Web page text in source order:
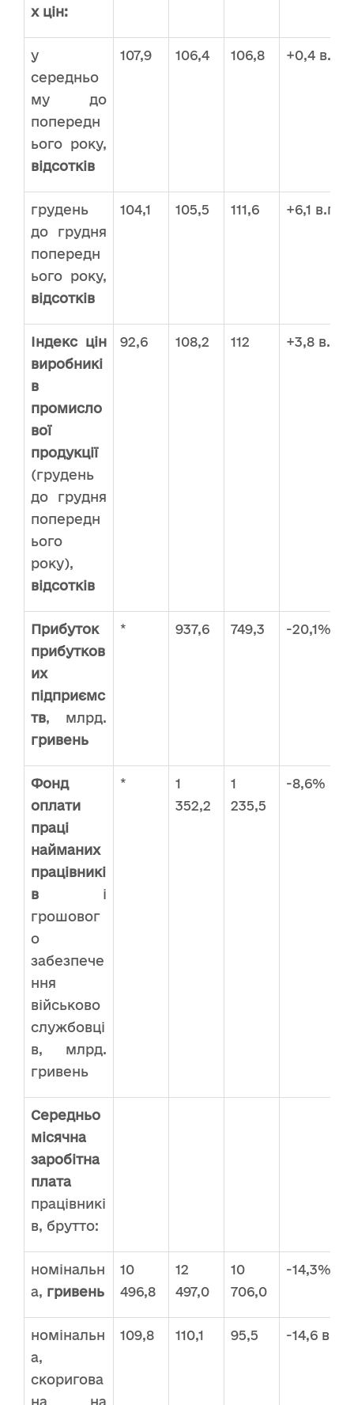
х цін:
у
середньо
му до
попередн
ього року,
відсотків
107,9 106,4 106,8 +0,4 в.п.
грудень
до грудня
попередн
ього року,
відсотків
104,1 105,5 111,6 +6,1 в.п.
Індекс цін
виробникі
в
промисло
вої
продукції
(грудень
до грудня
попередн
ього
року),
відсотків
92,6 108,2 112 +3,8 в.п.
Прибуток
прибутков
их
підприємс
тв, млрд.
гривень
* 937,6 749,3 -20,1%
Фонд
оплати
праці
найманих
працівникі
в і
грошовог
о
забезпече
ння
військово
службовці
в, млрд.
гривень
*
1
352,2
1
235,5
-8,6%
Середньо
місячна
заробітна
плата
працівникі
в, брутто:
номінальн
а, гривень
10
496,8
12
497,0
10
706,0
-14,3%
номінальн
а,
скоригова
на на
109,8 110,1 95,5 -14,6 в.п.